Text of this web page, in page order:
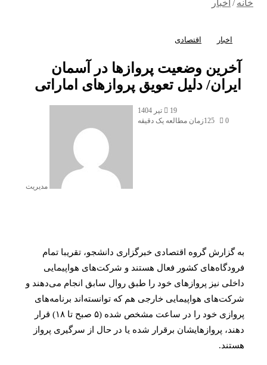
اخبار
اقتصادی
وضعیت پرواز‌ها در آسمان
دلیل تعویق پرواز‌های اماراتی
مدیریت
زمان مطالعه یک دقیقه
گروه اقتصادی خبرگزاری دانشجو، تقریبا تمام
کشور فعال هستند و شرکت‌های هواپیمایی
نیز پرواز‌های خود را طبق روال سابق انجام می‌دهند و
هواپیمایی خارجی هم که توانسته‌اند برنامه‌های
پروازی خود را در ساعت مشخص شده (۵ صبح تا ۱۸) قرار
پروازهایشان برقرار شده یا در حال از سرگیری پرواز